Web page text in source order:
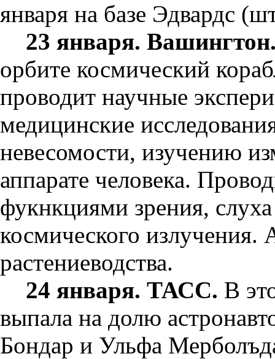
января на базе Эдвардс
23 января.
орбите космический
проводит научные
медицинские
невесомости, изучению
аппарате человека.
фукнкциями зрения,
космического излучения.
растениеводства.
24 января. ТАСС. В
выпала на долю
Бондар и Ульфа